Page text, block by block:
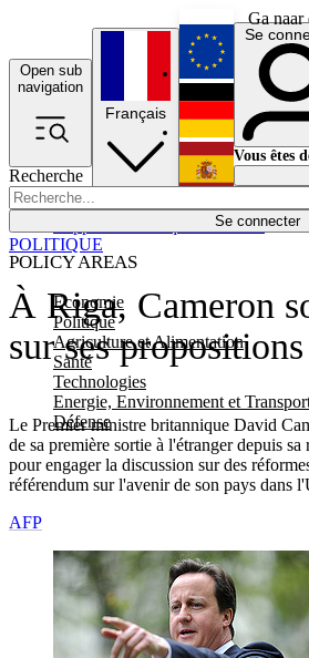
Ga naar
Open sub
navigation
Recherche
Se connecter
POLICY AREAS
Economie
Politique
Agriculture et Alimentation
Santé
Technologies
Energie, Environnement et
Défense
Économie
Français
English
Deutsch
Español
Se
Vous êtes
À Riga, Cameron
sur ses
Le Premier ministre britannique David
de sa première sortie à l'étranger depuis
pour engager la discussion sur des
référendum sur l'avenir de son pays dans
POLITIQUE
AFP